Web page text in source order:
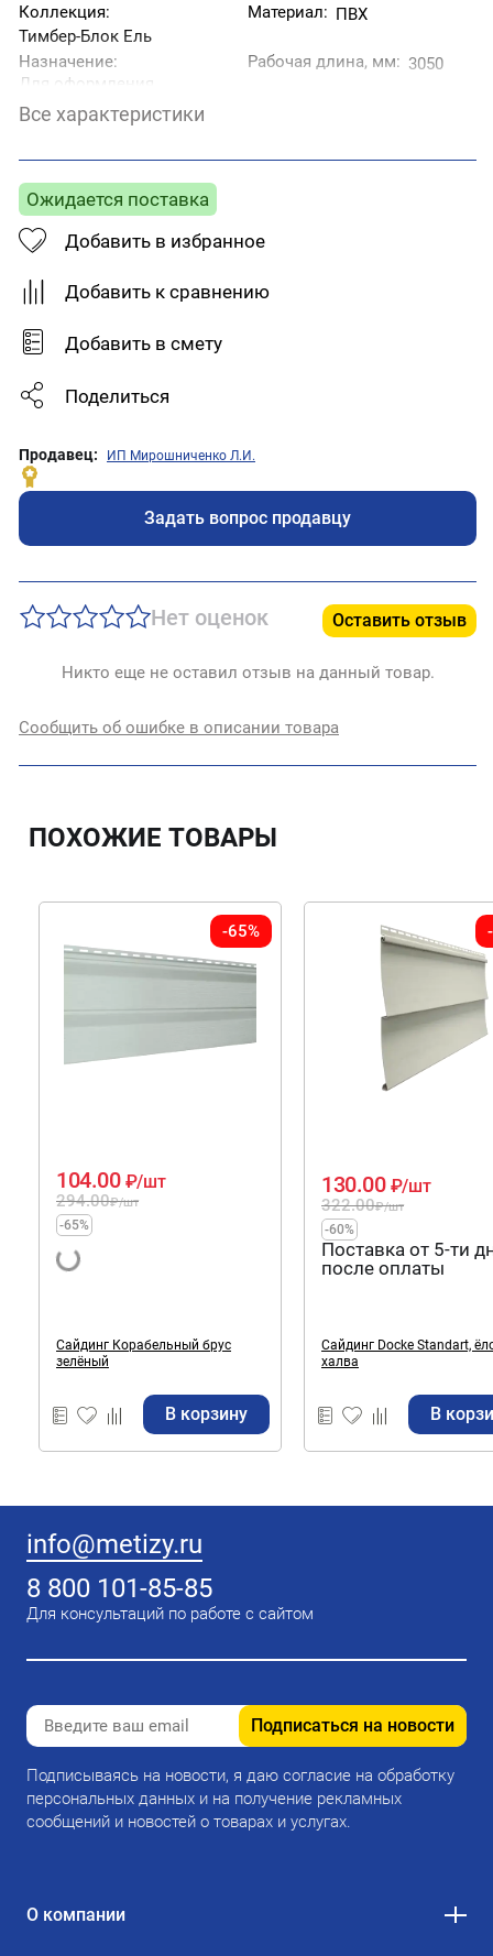
Коллекция:
Тимбер-Блок Ель
Материал: ПВХ
Назначение:
Для оформления
стыков двух
перпендикулярно
к другу стен.
Рабочая длина, мм: 3050
Страна производитель:
Беларусь
Фактура: Под дерево Цвет:
Все характеристики
Ожидается поставка
Добавить в избранное
Добавить к сравнению
Добавить в смету
Поделиться
Продавец: ИП Мирошниченко Л.И.
Задать вопрос продавцу
Нет оценок Оставить отзыв
Никто еще не оставил отзыв на данный товар.
Сообщить об ошибке в описании товара
ПОХОЖИЕ ТОВАРЫ
-65%
294.00₽/шт
104.00 ₽/шт
-65%
Сайдинг Корабельный брус
зелёный
В корзину
322.00₽/шт
130.00 ₽/шт
-60%
Поставка от 5-ти
после оплаты
Сайдинг Docke Standart,
халва
В
info@metizy.ru
8 800 101-85-85
Для консультаций по работе с сайтом
Подписаться на новости
Подписываясь на новости, я даю согласие на обработку
персональных данных и на получение рекламных
сообщений и новостей о товарах и услугах.
О компании